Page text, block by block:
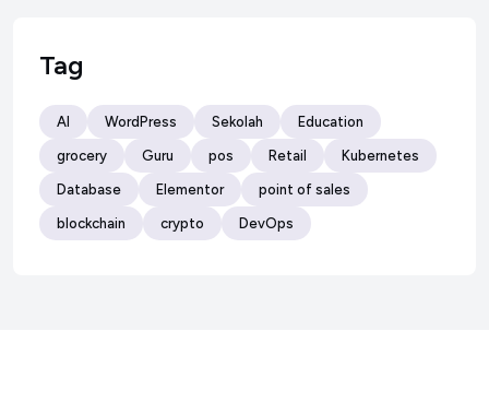
Tag
AI WordPress Sekolah Education
grocery Guru pos Retail Kubernetes
Database Elementor point of sales
blockchain crypto DevOps